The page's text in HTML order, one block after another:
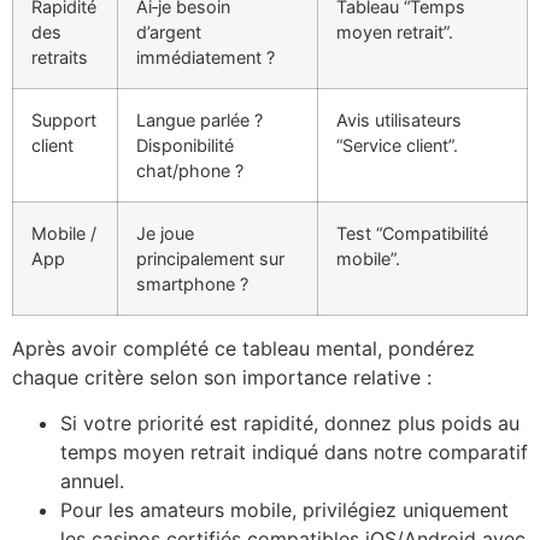
Rapidité
des
retraits
Ai‑je besoin
d’argent
immédiatement ?
Tableau “Temps
moyen retrait”.
Support
client
Langue parlée ?
Disponibilité
chat/phone ?
Avis utilisateurs
“Service client”.
Mobile /
App
Je joue
principalement sur
smartphone ?
Test “Compatibilité
mobile”.
Après avoir complété ce tableau mental, pondérez
chaque critère selon son importance relative :
Si votre priorité est rapidité, donnez plus poids au
temps moyen retrait indiqué dans notre comparatif
annuel.
Pour les amateurs mobile, privilégiez uniquement